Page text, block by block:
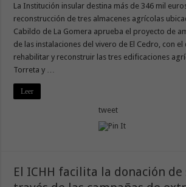
La Institución insular destina más de 346 mil
reconstrucción de tres almacenes agrícolas
Cabildo de La Gomera aprueba el proyecto de
de las instalaciones del vivero de El Cedro, con
rehabilitar y reconstruir las tres edificaciones
Torreta y …
Leer
tweet
El ICHH facilita la donación de